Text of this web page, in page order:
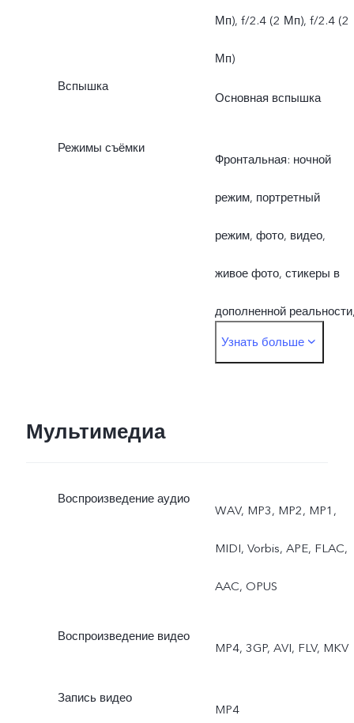
Мп), f/2.4 (2 Мп), f/2.4 (2
Мп)
Вспышка
Основная вспышка
Режимы съёмки
Фронтальная: ночной
режим, портретный
режим, фото, видео,
живое фото, стикеры в
дополненной
видеоблог, двойная
таймлапс,
Узнать больше
Мультимедиа
Воспроизведение аудио
WAV, MP3, MP2, MP1,
MIDI, Vorbis, APE, FLAC,
AAC, OPUS
Воспроизведение видео
MP4, 3GP, AVI, FLV, MKV
Запись видео
MP4